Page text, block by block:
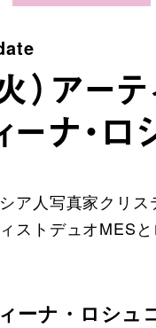
）アー
ーナ・
ア人写真家クリ
ストデュオMES
ーナ・ロシュ